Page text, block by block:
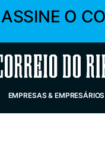
ASSINE O
Correio do Ribatejo
EMPRESAS & EMPRESÁRIOS